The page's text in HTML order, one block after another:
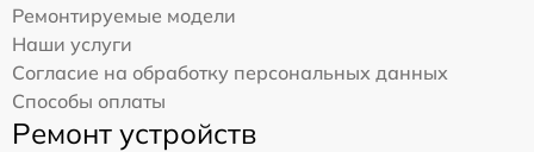
Ремонтируемые модели
Наши услуги
Согласие на обработку персональных данных
Способы оплаты
Ремонт устройств